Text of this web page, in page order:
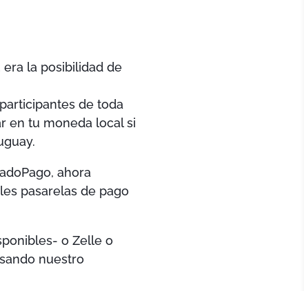
la posibilidad de
de toda
en tu moneda local si
ahora
pasarelas de pago
o Zelle o
nuestro